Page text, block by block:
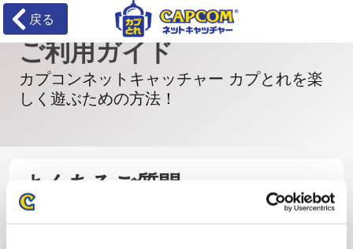
戻る
ご利用ガイド
カプコンネットキャッチャー カプとれを楽
しく遊ぶための方法！
よくあるご質問
カテゴリ ご質問内容